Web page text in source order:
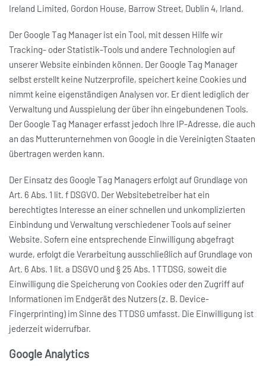
Ireland Limited, Gordon House, Barrow Street, Dublin 4, Irland.
Der Google Tag Manager ist ein Tool, mit dessen Hilfe wir
Tracking- oder Statistik-Tools und andere Technologien auf
unserer Website einbinden können. Der Google Tag Manager
selbst erstellt keine Nutzerprofile, speichert keine Cookies und
nimmt keine eigenständigen Analysen vor. Er dient lediglich der
Verwaltung und Ausspielung der über ihn eingebundenen Tools.
Der Google Tag Manager erfasst jedoch Ihre IP-Adresse, die auch
an das Mutterunternehmen von Google in die Vereinigten Staaten
übertragen werden kann.
Der Einsatz des Google Tag Managers erfolgt auf Grundlage von
Art. 6 Abs. 1 lit. f DSGVO. Der Websitebetreiber hat ein
berechtigtes Interesse an einer schnellen und unkomplizierten
Einbindung und Verwaltung verschiedener Tools auf seiner
Website. Sofern eine entsprechende Einwilligung abgefragt
wurde, erfolgt die Verarbeitung ausschließlich auf Grundlage von
Art. 6 Abs. 1 lit. a DSGVO und § 25 Abs. 1 TTDSG, soweit die
Einwilligung die Speicherung von Cookies oder den Zugriff auf
Informationen im Endgerät des Nutzers (z. B. Device-
Fingerprinting) im Sinne des TTDSG umfasst. Die Einwilligung ist
jederzeit widerrufbar.
Google Analytics